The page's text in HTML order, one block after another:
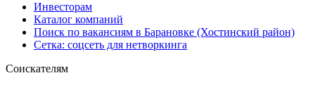
Инвесторам
Каталог компаний
Поиск по вакансиям в Барановке (Хостинский район)
Сетка: соцсеть для нетворкинга
Соискателям